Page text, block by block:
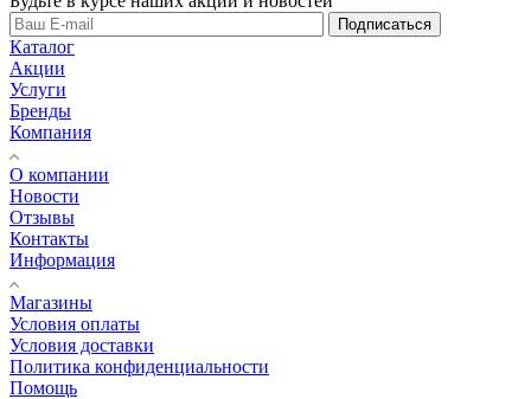
Подписаться
Каталог
Акции
Услуги
Бренды
Компания
О компании
Новости
Отзывы
Контакты
Информация
Магазины
Условия оплаты
Условия доставки
Политика конфиденциальности
Помощь